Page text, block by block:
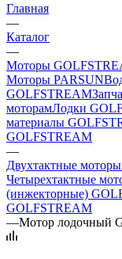
Главная
—
Каталог
—
Моторы
Моторы PARSUN
GOLFSTREAM
моторамЛодки
материалы
GOLFSTREAM
—
Двухтактные
Четырехтактные
(инжекторные)
GOLFSTREAM
—Мотор лодочный